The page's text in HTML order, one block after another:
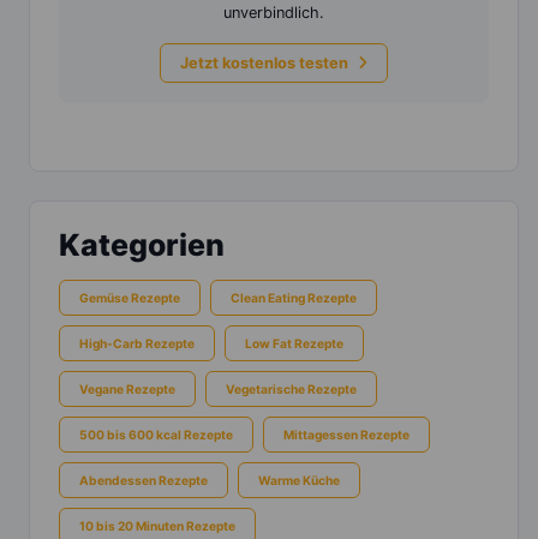
unverbindlich.
Jetzt kostenlos testen
Kategorien
Gemüse Rezepte Clean Eating Rezepte
High-Carb Rezepte Low Fat Rezepte
Vegane Rezepte Vegetarische Rezepte
500 bis 600 kcal Rezepte Mittagessen Rezepte
Abendessen Rezepte Warme Küche
10 bis 20 Minuten Rezepte